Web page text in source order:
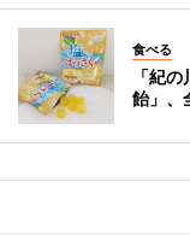
食べる
「紀
飴」、